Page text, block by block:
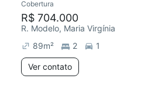
Cobertura
R$ 704.000
R. Modelo, Maria Virgínia
89m² 2 1
Ver contato